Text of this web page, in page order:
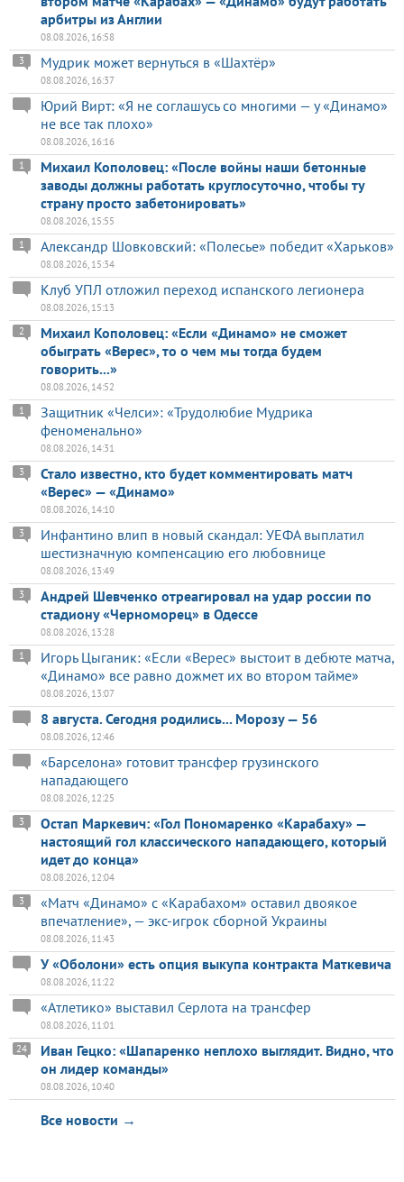
арбитры из Англии
08.08.2026, 16:58
Мудрик может вернуться в «Шахтёр»
3
08.08.2026, 16:37
Юрий Вирт: «Я не соглашусь со многими — у «Динамо»
не все так плохо»
08.08.2026, 16:16
Михаил Кополовец: «После войны наши бетонные
заводы должны работать круглосуточно, чтобы ту
страну просто забетонировать»
1
08.08.2026, 15:55
Александр Шовковский: «Полесье» победит «Харьков»
1
08.08.2026, 15:34
Клуб УПЛ отложил переход испанского легионера
08.08.2026, 15:13
Михаил Кополовец: «Если «Динамо» не сможет
обыграть «Верес», то о чем мы тогда будем
говорить...»
2
08.08.2026, 14:52
Защитник «Челси»: «Трудолюбие Мудрика
феноменально»
1
08.08.2026, 14:31
Стало известно, кто будет комментировать матч
«Верес» — «Динамо»
3
08.08.2026, 14:10
Инфантино влип в новый скандал: УЕФА выплатил
шестизначную компенсацию его любовнице
3
08.08.2026, 13:49
Андрей Шевченко отреагировал на удар россии по
стадиону «Черноморец» в Одессе
3
08.08.2026, 13:28
Игорь Цыганик: «Если «Верес» выстоит в дебюте матча,
«Динамо» все равно дожмет их во втором тайме»
1
08.08.2026, 13:07
8 августа. Сегодня родились... Морозу — 56
08.08.2026, 12:46
«Барселона» готовит трансфер грузинского
нападающего
08.08.2026, 12:25
Остап Маркевич: «Гол Пономаренко «Карабаху» —
настоящий гол классического нападающего, который
идет до конца»
3
08.08.2026, 12:04
«Матч «Динамо» с «Карабахом» оставил двоякое
впечатление», — экс-игрок сборной Украины
3
08.08.2026, 11:43
У «Оболони» есть опция выкупа контракта Маткевича
08.08.2026, 11:22
«Атлетико» выставил Серлота на трансфер
08.08.2026, 11:01
Иван Гецко: «Шапаренко неплохо выглядит. Видно, что
он лидер команды»
24
08.08.2026, 10:40
Все новости →